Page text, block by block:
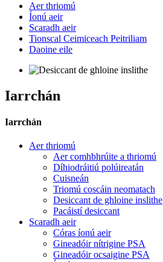
Aer thriomú
Íonú aeir
Scaradh aeir
Tionscal Ceimiceach Peitriliam
Daoine eile
Iarrchán
Iarrchán
Aer thriomú
Aer comhbhrúite a thriomú
Díhiodráitiú polúireatán
Cuisneán
Triomú coscáin neomatach
Desiccant de ghloine inslithe
Pacáistí desiccant
Scaradh aeir
Córas íonú aeir
Gineadóir nítrigine PSA
Gineadóir ocsaigine PSA